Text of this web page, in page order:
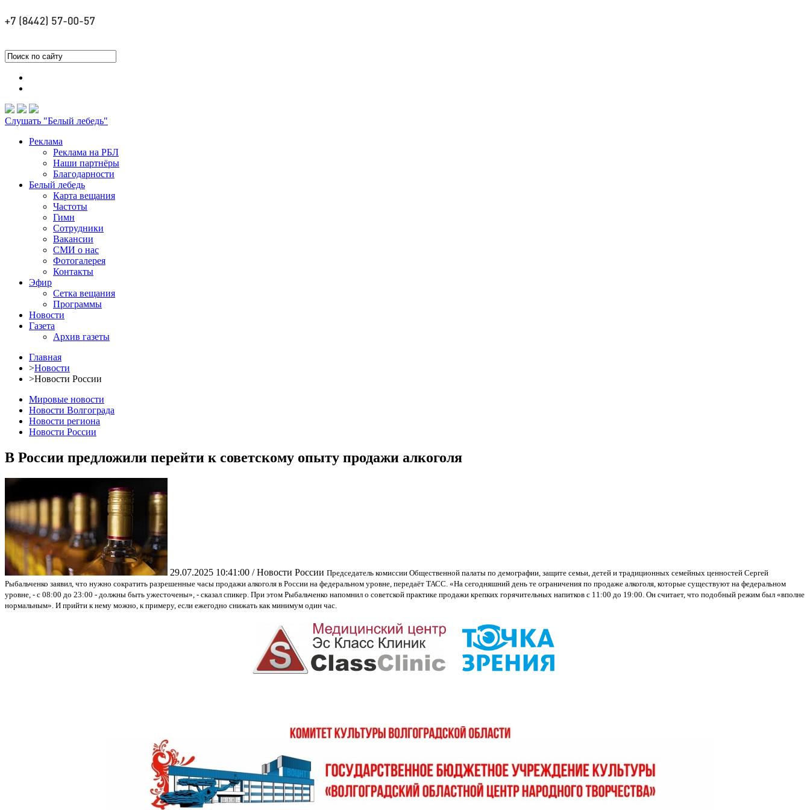
Слушать "Белый лебедь"
Реклама
Реклама на РБЛ
Наши партнёры
Благодарности
Белый лебедь
Карта вещания
Частоты
Гимн
Сотрудники
Вакансии
СМИ о нас
Фотогалерея
Контакты
Эфир
Сетка вещания
Программы
Новости
Газета
Архив газеты
Главная
>Новости
>Новости России
Мировые новости
Новости Волгограда
Новости региона
Новости России
В России предложили перейти к советскому опыту продажи алкоголя
29.07.2025 10:41:00 / Новости России Председатель комиссии Общественной палаты по демографии, защите семьи, детей и традиционных семейных ценностей Сергей
Рыбальченко заявил, что нужно сократить разрешенные часы продажи алкоголя в России на федеральном уровне, передаёт ТАСС. «На сегодняшний день те ограничения по продаже алкоголя, которые существуют на федеральном
уровне, - с 08:00 до 23:00 - должны быть ужесточены», - сказал спикер. При этом Рыбальченко напомнил о советской практике продажи крепких горячительных напитков с 11:00 до 19:00. Он считает, что подобный режим был «вполне
нормальным». И прийти к нему можно, к примеру, если ежегодно снижать как минимум один час.